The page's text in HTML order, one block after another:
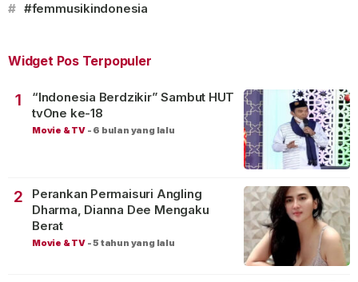
# #femmusikindonesia
Widget Pos Terpopuler
1
“Indonesia Berdzikir” Sambut HUT
tvOne ke-18
Movie & TV - 6 bulan yang lalu
2
Perankan Permaisuri Angling
Dharma, Dianna Dee Mengaku
Berat
Movie & TV -5 tahun yang lalu